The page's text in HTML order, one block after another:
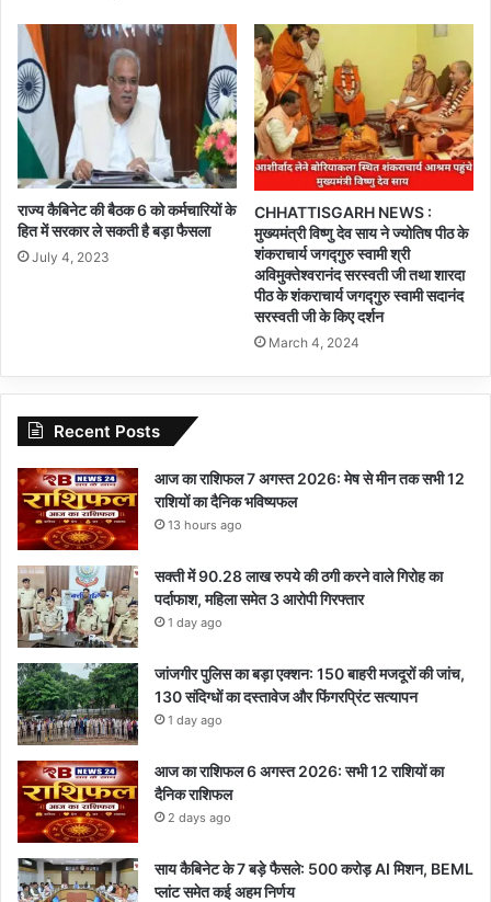
राज्य कैबिनेट की बैठक 6 को कर्मचारियों के
हित में सरकार ले सकती है बड़ा फैसला
July 4, 2023
CHHATTISGARH NEWS :
मुख्यमंत्री विष्णु देव साय ने ज्योतिष पीठ के
शंकराचार्य जगद्गुरु स्वामी श्री
अविमुक्तेश्वरानंद सरस्वती जी तथा शारदा
पीठ के शंकराचार्य जगद्गुरु स्वामी सदानंद
सरस्वती जी के किए दर्शन
March 4, 2024
Recent Posts
आज का राशिफल 7 अगस्त 2026: मेष से मीन तक सभी 12
राशियों का दैनिक भविष्यफल
13 hours ago
सक्ती में 90.28 लाख रुपये की ठगी करने वाले गिरोह का
पर्दाफाश, महिला समेत 3 आरोपी गिरफ्तार
1 day ago
जांजगीर पुलिस का बड़ा एक्शन: 150 बाहरी मजदूरों की जांच,
130 संदिग्धों का दस्तावेज और फिंगरप्रिंट सत्यापन
1 day ago
आज का राशिफल 6 अगस्त 2026: सभी 12 राशियों का
दैनिक राशिफल
2 days ago
साय कैबिनेट के 7 बड़े फैसले: 500 करोड़ AI मिशन, BEML
प्लांट समेत कई अहम निर्णय